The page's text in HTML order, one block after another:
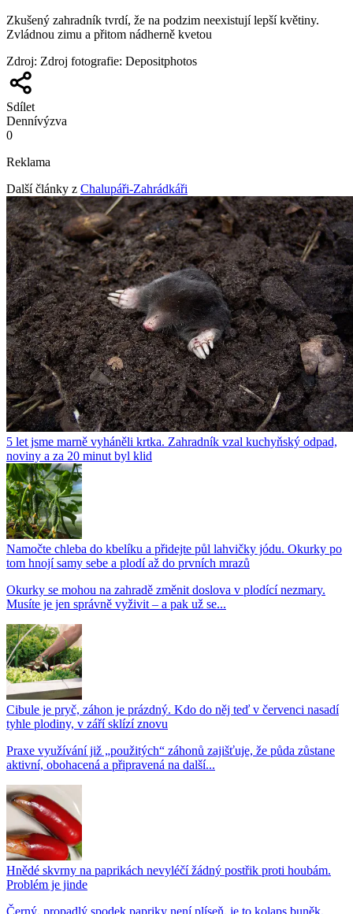
Zkušený zahradník tvrdí, že na podzim neexistují lepší květiny.
Zvládnou zimu a přitom nádherně kvetou
Zdroj: Zdroj fotografie: Depositphotos
Sdílet
Dennívýzva
0
Reklama
Další články z Chalupáři-Zahrádkáři
5 let jsme marně vyháněli krtka. Zahradník vzal kuchyňský odpad,
noviny a za 20 minut byl klid
Namočte chleba do kbelíku a přidejte půl lahvičky jódu. Okurky po
tom hnojí samy sebe a plodí až do prvních mrazů
Okurky se mohou na zahradě změnit doslova v plodící nezmary.
Musíte je jen správně vyživit – a pak už se...
Cibule je pryč, záhon je prázdný. Kdo do něj teď v červenci nasadí
tyhle plodiny, v září sklízí znovu
Praxe využívání již „použitých“ záhonů zajišťuje, že půda zůstane
aktivní, obohacená a připravená na další...
Hnědé skvrny na paprikách nevyléčí žádný postřik proti houbám.
Problém je jinde
Černý, propadlý spodek papriky není plíseň, je to kolaps buněk,